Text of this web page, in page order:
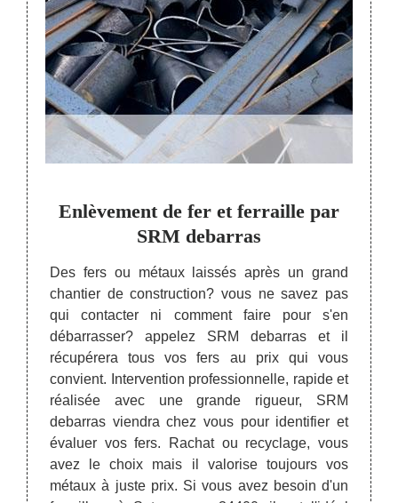
de
une
le
et le
fer.
jour
du
Enlèvement de fer et ferraille par
SRM debarras
Des fers ou métaux laissés après un grand
chantier de construction? vous ne savez pas
qui contacter ni comment faire pour s'en
débarrasser? appelez SRM debarras et il
récupérera tous vos fers au prix qui vous
convient. Intervention professionnelle, rapide et
réalisée avec une grande rigueur, SRM
debarras viendra chez vous pour identifier et
évaluer vos fers. Rachat ou recyclage, vous
avez le choix mais il valorise toujours vos
métaux à juste prix. Si vous avez besoin d'un
Pour
tout
pour